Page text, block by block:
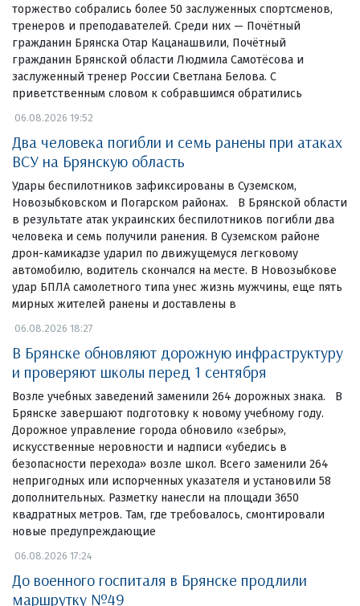
торжество собрались более 50 заслуженных спортсменов,
тренеров и преподавателей. Среди них — Почётный
гражданин Брянска Отар Кацанашвили, Почётный
гражданин Брянской области Людмила Самотёсова и
заслуженный тренер России Светлана Белова. С
приветственным словом к собравшимся обратились
06.08.2026 19:52
Два человека погибли и семь ранены при атаках
ВСУ на Брянскую область
Удары беспилотников зафиксированы в Суземском,
Новозыбковском и Погарском районах. В Брянской области
в результате атак украинских беспилотников погибли два
человека и семь получили ранения. В Суземском районе
дрон-камикадзе ударил по движущемуся легковому
автомобилю, водитель скончался на месте. В Новозыбкове
удар БПЛА самолетного типа унес жизнь мужчины, еще пять
мирных жителей ранены и доставлены в
06.08.2026 18:27
В Брянске обновляют дорожную инфраструктуру
и проверяют школы перед 1 сентября
Возле учебных заведений заменили 264 дорожных знака. В
Брянске завершают подготовку к новому учебному году.
Дорожное управление города обновило «зебры»,
искусственные неровности и надписи «убедись в
безопасности перехода» возле школ. Всего заменили 264
непригодных или испорченных указателя и установили 58
дополнительных. Разметку нанесли на площади 3650
квадратных метров. Там, где требовалось, смонтировали
новые предупреждающие
06.08.2026 17:24
До военного госпиталя в Брянске продлили
маршрутку №49